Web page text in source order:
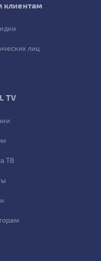
клиентам
лиц
TV
ТВ